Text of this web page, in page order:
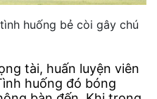
huống bẻ còi gây chú
tài, huấn luyện viên
huống đó bóng